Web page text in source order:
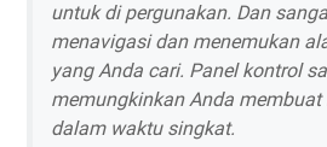
untuk di pergunakan. Dan
menavigasi dan menemukan
yang Anda cari. Panel kontrol
memungkinkan Anda
dalam waktu singkat.